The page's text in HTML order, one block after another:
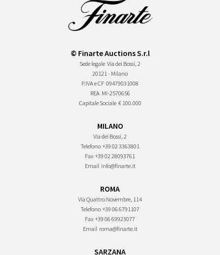
© Finarte Auctions S.r.l
Sede legale Via dei Bossi, 2
20121 - Milano
P.IVA e CF 09479031008
REA MI-2570656
Capitale Sociale € 100.000
MILANO
Via dei Bossi, 2
Telefono +39 02 3363801
Fax +39 02 28093761
Email info@finarte.it
ROMA
Via Quattro Novembre, 114
Telefono +39 06 6791107
Fax +39 06 69923077
Email roma@finarte.it
SARZANA